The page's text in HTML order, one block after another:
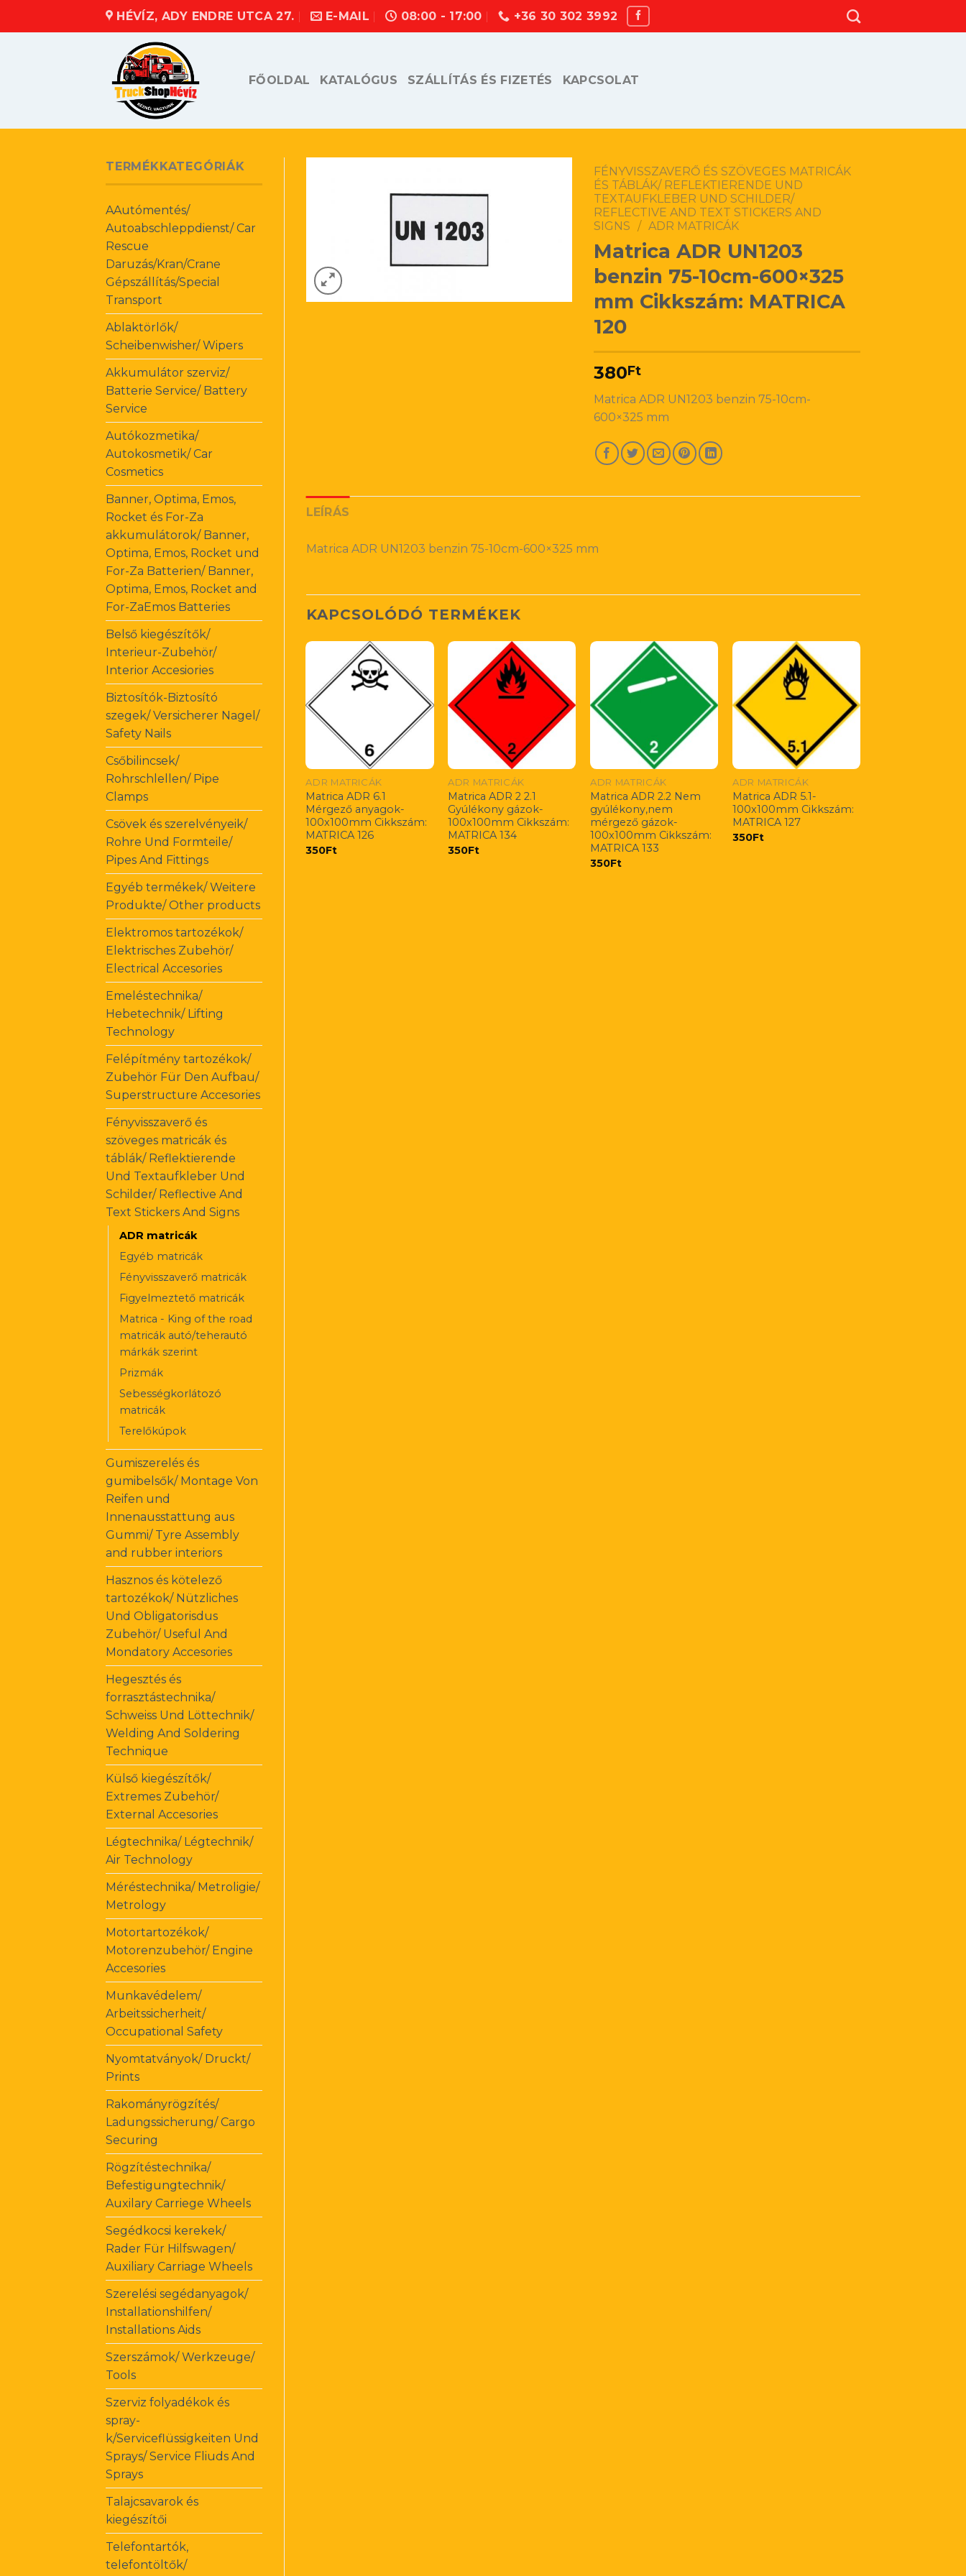
HÉVÍZ, ADY ENDRE UTCA 27. E-MAIL 08:00 - 17:00 +36 30 302 3992
FŐOLDAL KATALÓGUS SZÁLLÍTÁS ÉS FIZETÉS KAPCSOLAT
TERMÉKKATEGÓRIÁK
AAutómentés/
Autoabschleppdienst/ Car
Rescue
Daruzás/Kran/Crane
Gépszállítás/Special
Transport
Ablaktörlők/
Scheibenwisher/ Wipers
Akkumulátor szerviz/
Batterie Service/ Battery
Service
Autókozmetika/
Autokosmetik/ Car
Cosmetics
Banner, Optima, Emos,
Rocket és For-Za
akkumulátorok/ Banner,
Optima, Emos, Rocket und
For-Za Batterien/ Banner,
Optima, Emos, Rocket and
For-ZaEmos Batteries
Belső kiegészítők/
Interieur-Zubehör/
Interior Accesiories
Biztosítók-Biztosító
szegek/ Versicherer Nagel/
Safety Nails
Csőbilincsek/
Rohrschlellen/ Pipe
Clamps
Csövek és szerelvényeik/
Rohre Und Formteile/
Pipes And Fittings
Egyéb termékek/ Weitere
Produkte/ Other products
Elektromos tartozékok/
Elektrisches Zubehör/
Electrical Accesories
Emeléstechnika/
Hebetechnik/ Lifting
Technology
Felépítmény tartozékok/
Zubehör Für Den Aufbau/
Superstructure Accesories
Fényvisszaverő és
szöveges matricák és
táblák/ Reflektierende
Und Textaufkleber Und
Schilder/ Reflective And
Text Stickers And Signs
ADR matricák
Egyéb matricák
Fényvisszaverő matricák
Figyelmeztető matricák
Matrica - King of the road
matricák autó/teherautó
márkák szerint
Prizmák
Sebességkorlátozó
matricák
Terelőkúpok
Gumiszerelés és
gumibelsők/ Montage Von
Reifen und
Innenausstattung aus
Gummi/ Tyre Assembly
and rubber interiors
Hasznos és kötelező
tartozékok/ Nützliches
Und Obligatorisdus
Zubehör/ Useful And
Mondatory Accesories
Hegesztés és
forrasztástechnika/
Schweiss Und Löttechnik/
Welding And Soldering
Technique
Külső kiegészítők/
Extremes Zubehör/
External Accesories
Légtechnika/ Légtechnik/
Air Technology
Méréstechnika/ Metroligie/
Metrology
Motortartozékok/
Motorenzubehör/ Engine
Accesories
Munkavédelem/
Arbeitssicherheit/
Occupational Safety
Nyomtatványok/ Druckt/
Prints
Rakományrögzítés/
Ladungssicherung/ Cargo
Securing
Rögzítéstechnika/
Befestigungtechnik/
Auxilary Carriege Wheels
Segédkocsi kerekek/
Rader Für Hilfswagen/
Auxiliary Carriage Wheels
Szerelési segédanyagok/
Installationshilfen/
Installations Aids
Szerszámok/ Werkzeuge/
Tools
Szerviz folyadékok és
spray-
k/Serviceflüssigkeiten Und
Sprays/ Service Fliuds And
Sprays
Talajcsavarok és
kiegészítői
Telefontartók,
telefontöltők/
FÉNYVISSZAVERŐ ÉS SZÖVEGES MATRICÁK
ÉS TÁBLÁK/ REFLEKTIERENDE UND
TEXTAUFKLEBER UND SCHILDER/
REFLECTIVE AND TEXT STICKERS AND
SIGNS / ADR MATRICÁK
Matrica ADR UN1203
benzin 75-10cm-600×325
mm Cikkszám: MATRICA
120
380Ft
Matrica ADR UN1203 benzin 75-10cm-
600×325 mm
LEÍRÁS
Matrica ADR UN1203 benzin 75-10cm-600×325 mm
KAPCSOLÓDÓ TERMÉKEK
ADR MATRICÁK
Matrica ADR 6.1
Mérgező anyagok-
100x100mm Cikkszám:
MATRICA 126
350Ft
ADR MATRICÁK
Matrica ADR 2 2.1
Gyúlékony gázok-
100x100mm Cikkszám:
MATRICA 134
350Ft
ADR MATRICÁK
Matrica ADR 2.2 Nem
gyúlékony,nem
mérgező gázok-
100x100mm Cikkszám:
MATRICA 133
350Ft
ADR MATRICÁK
Matrica ADR 5.1-
100x100mm Cikkszám:
MATRICA 127
350Ft